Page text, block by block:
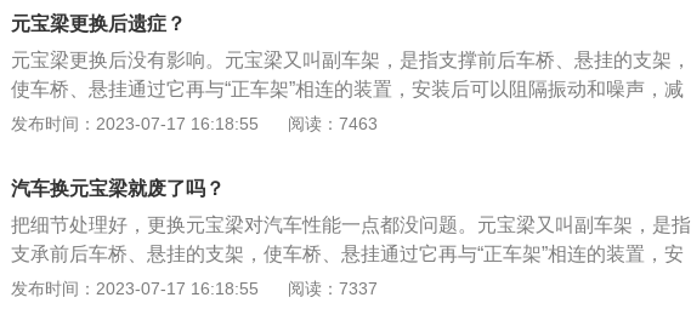
用。 2、连接保护作用： 汽车元宝梁还具有一定的连接保护作用，它可以通过横
向连接车体，增加车身强度，也可以一定程度保护油底壳，发动机等不至于受到
直接的碰撞。 3、阻隔振动和噪声： 汽车元宝梁还能一定程度地阻隔汽车的震动
和噪音，使得不至于直接进入到车厢，大多数豪华轿车和越野车都有配置，有些
汽车引擎也装有元宝梁。
元宝梁更换后遗症？
元宝梁更换后没有影响。元宝梁又叫副车架，是指支撑前后车桥、悬挂的支架，
使车桥、悬挂通过它再与“正车架”相连的装置，安装后可以阻隔振动和噪声，减
少其直接进入车厢的声音。汽车元宝梁的作用总结起来主要有以下三点作
用。 2、连接保护作用： 汽车元宝梁还具有一定的连接保护作用，它可以通过横
向连接车体，增加车身强度，也可以一定程度保护油底壳，发动机等不至于受到
直接的碰撞。 3、阻隔振动和噪声： 汽车元宝梁还能一定程度地阻隔汽车的震动
和噪音，使得不至于直接进入到车厢，大多数豪华轿车和越野车都有配置，有些
汽车引擎也装有元宝梁。
发布时间：2023-07-17 16:18:55 阅读：7463
汽车换元宝梁就废了吗？
把细节处理好，更换元宝梁对汽车性能一点都没问题。元宝梁又叫副车架，是指
支承前后车桥、悬挂的支架，使车桥、悬挂通过它再与“正车架”相连的装置，安
装后可以阻隔振动和噪声，减少其直接进入车厢的声音。所以说元宝梁本身是没
发布时间：2023-07-17 16:18:55 阅读：7337